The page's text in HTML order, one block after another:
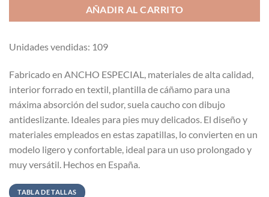
AÑADIR AL CARRITO
Unidades vendidas: 109
Fabricado en ANCHO ESPECIAL, materiales de alta calidad,
interior forrado en textil, plantilla de cáñamo para una
máxima absorción del sudor, suela caucho con dibujo
antideslizante. Ideales para pies muy delicados. El diseño y
materiales empleados en estas zapatillas, lo convierten en un
modelo ligero y confortable, ideal para un uso prolongado y
muy versátil. Hechos en España.
TABLA DE TALLAS